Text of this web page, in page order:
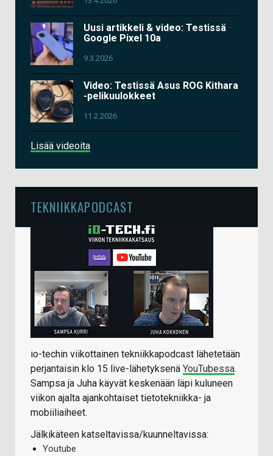
Uusi artikkeli & video: Testissä
Google Pixel 10a
9.3.2026
Video: Testissä Asus ROG Kithara
-pelikuulokkeet
11.2.2026
Lisää videoita
TEKNIIKKAPODCAST
io-techin viikottainen tekniikkapodcast lähetetään
perjantaisin klo 15 live-lähetyksenä YouTubessa.
Sampsa ja Juha käyvät keskenään läpi kuluneen
viikon ajalta ajankohtaiset tietotekniikka- ja
mobiiliaiheet.
Jälkikäteen katseltavissa/kuunneltavissa:
Youtube